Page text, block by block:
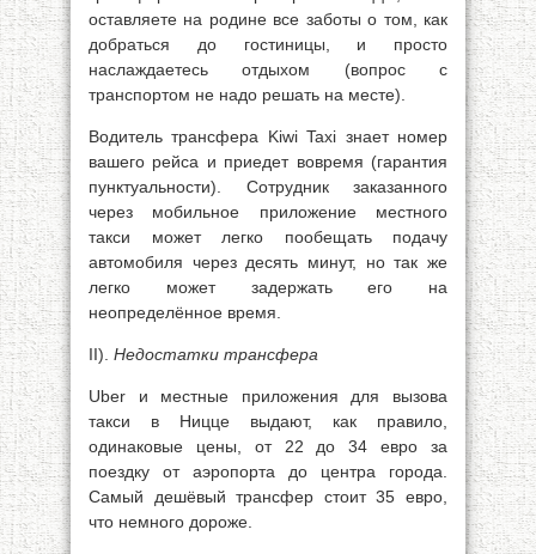
оставляете на родине все заботы о том, как
добраться до гостиницы, и просто
наслаждаетесь отдыхом (вопрос с
транспортом не надо решать на месте).
Водитель трансфера Kiwi Taxi знает номер
вашего рейса и приедет вовремя (гарантия
пунктуальности). Сотрудник заказанного
через мобильное приложение местного
такси может легко пообещать подачу
автомобиля через десять минут, но так же
легко может задержать его на
неопределённое время.
II). Недостатки трансфера
Uber и местные приложения для вызова
такси в Ницце выдают, как правило,
одинаковые цены, от 22 до 34 евро за
поездку от аэропорта до центра города.
Самый дешёвый трансфер стоит 35 евро,
что немного дороже.